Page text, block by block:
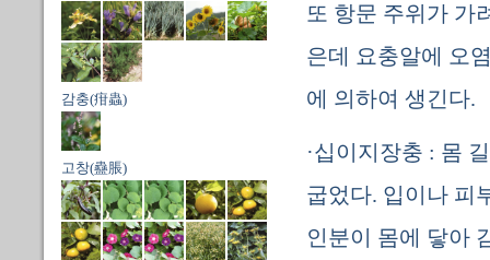
감충(疳蟲)
고창(蠱脹)
또 항문 주위가 가
은데 요충알에 오
에 의하여 생긴다.
·십이지장충 : 몸
굽었다. 입이나 피
인분이 몸에 닿아